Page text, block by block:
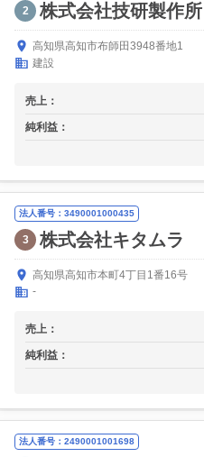
2 株式会社技研製作所
高知県高知市布師田3948番地1
建設
売上：
純利益：
法人番号：3490001000435
3 株式会社キタムラ
高知県高知市本町4丁目1番16号
-
売上：
純利益：
法人番号：2490001001698